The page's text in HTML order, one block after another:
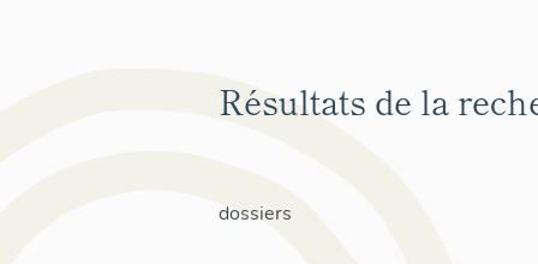
Résultats de la
dossiers